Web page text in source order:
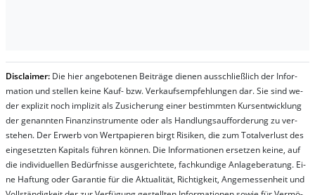
Dis­clai­mer: Die hier an­ge­bo­te­nen Bei­trä­ge die­nen aus­schließ­lich der In­for­
ma­t­ion und stel­len kei­ne Kauf- bzw. Ver­kaufs­em­pfeh­lung­en dar. Sie sind we­
der ex­pli­zit noch im­pli­zit als Zu­sich­er­ung ei­ner be­stim­mt­en Kurs­ent­wick­lung
der ge­nan­nt­en Fi­nanz­in­stru­men­te oder als Handl­ungs­auf­for­der­ung zu ver­
steh­en. Der Er­werb von Wert­pa­pier­en birgt Ri­si­ken, die zum To­tal­ver­lust des
ein­ge­setz­ten Ka­pi­tals füh­ren kön­nen. Die In­for­ma­tion­en er­setz­en kei­ne, auf
die in­di­vi­du­el­len Be­dür­fnis­se aus­ge­rich­te­te, fach­kun­di­ge An­la­ge­be­ra­tung. Ei­
ne Haf­tung oder Ga­ran­tie für die Ak­tu­ali­tät, Rich­tig­keit, An­ge­mes­sen­heit und